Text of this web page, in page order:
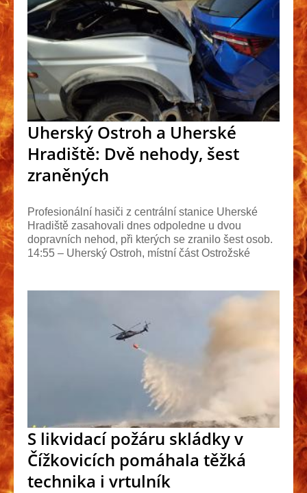
Uherský Ostroh a Uherské
Hradiště: Dvě nehody, šest
zraněných
Profesionální hasiči z centrální stanice Uherské
Hradiště zasahovali dnes odpoledne u dvou
dopravních nehod, při kterých se zranilo šest osob.
14:55 – Uherský Ostroh, místní část Ostrožské
S likvidací požáru skládky v
Čížkovicích pomáhala těžká
technika i vrtulník